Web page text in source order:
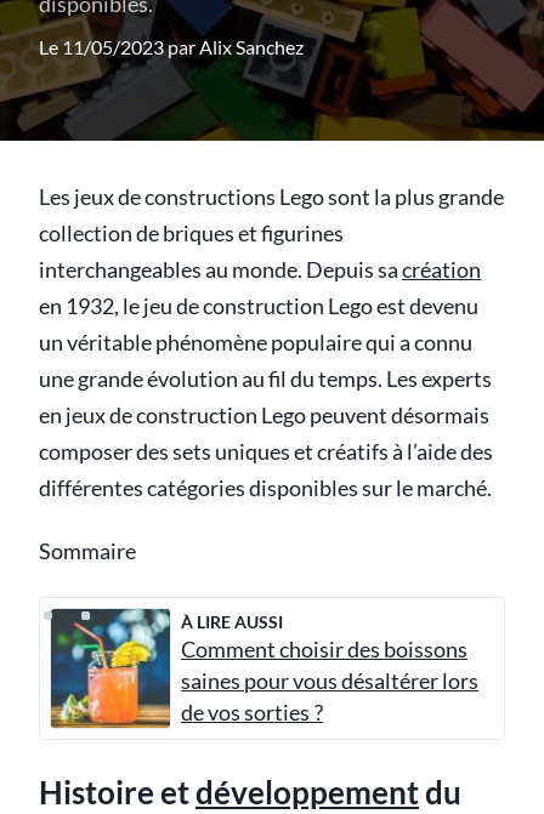
Le 11/05/2023 parAlix Sanchez
Les jeux de constructions Lego sont la plus grande
collection de briques et figurines
interchangeables au monde. Depuis sacréation
en 1932, le jeu de construction Lego est devenu
un véritable phénomène populaire qui a connu
une grande évolution au fil du temps. Les experts
en jeux de construction Lego peuvent désormais
composer des sets uniques et créatifs à l’aide des
différentes catégories disponibles sur le marché.
Sommaire
À LIRE AUSSI
Comment choisir des boissons
saines pour vous désaltérer lors
de vos sorties ?
Histoire etdéveloppementdu